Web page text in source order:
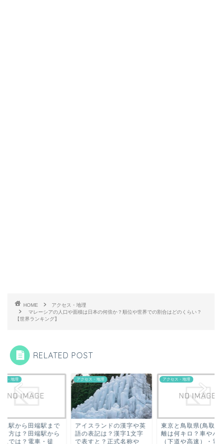
HOME
アクセス・地理
マレーシアの人口や面積は日本の何倍か？順位や世界での割合はどのくらい？
【世界ランキング】
RELATED POST
ス・地理
里駅から田端駅まで
き方は？田端駅から
里では？電車・徒
アクセス・地理
アイスランドの漢字や英
語の表記は？漢字1文字
で表すと？正式名称や
アクセス・地理
東京と鳥取県(鳥取)
離は何キロ？車やバ
（下道や高速）・電